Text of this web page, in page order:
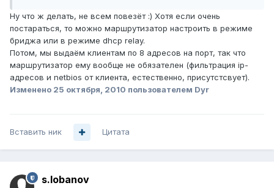
Ну что ж делать, не всем повезёт :) Хотя если очень
постараться, то можно маршрутизатор настроить в режиме
бриджа или в режиме dhcp relay.
Потом, мы выдаём клиентам по 8 адресов на порт, так что
маршрутизатор ему вообще не обязателен (фильтрация ip-
адресов и netbios от клиента, естественно, присутстсвует).
Изменено 25 октября, 2010 пользователем Dyr
Вставить ник Цитата
s.lobanov